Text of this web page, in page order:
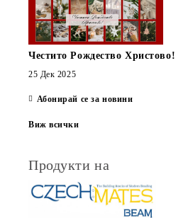
Честито Рождество Христово!
25 Дек 2025
Абонирай се за новини
Виж всички
Продукти на